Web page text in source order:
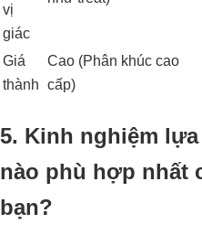
vị
giác
Giá
thành
Cao (Phân khúc cao
cấp)
5. Kinh nghiệm
nào phù hợp nhất
bạn?